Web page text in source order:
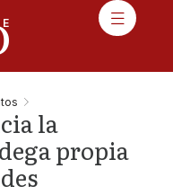
la
propia